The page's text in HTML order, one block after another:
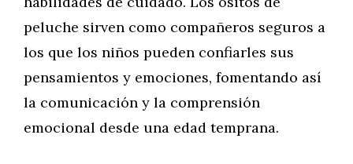
peluche sirven como compañeros seguros a
los que los niños pueden confiarles sus
pensamientos y emociones, fomentando así
la comunicación y la comprensión
emocional desde una edad temprana.